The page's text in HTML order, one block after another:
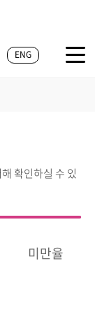
ENG
확인하실 수 있
미만율